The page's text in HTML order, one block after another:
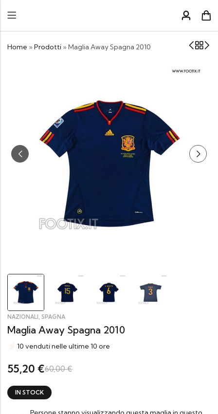
Home » Prodotti » Maglia Away Spagna 2010
NAZIONALI , SPAGNA
Maglia Away Spagna 2010
10 venduti nelle ultime 10 ore
55,20 €60,00€
IN STOCK